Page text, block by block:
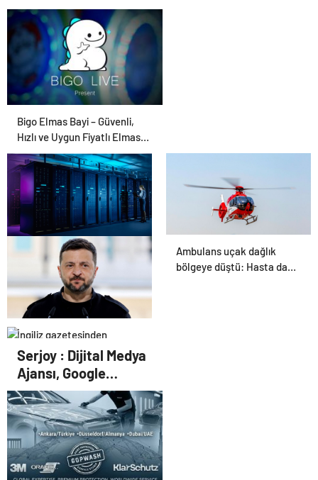
Yazılımı
Bigo Elmas Bayi – Güvenli,
Hızlı ve Uygun Fiyatlı Elmas
Satın Almanın Yeni Adresi
Datahost İle Güvenilir
Sunucu Hizmetleri
Ambulans uçak dağlık
bölgeye düştü: Hasta da
İngiliz gazetesinden
Zelenski yorumu: “Siyasi
poker mi, Rus ruleti mi?”
Serjoy : Dijital Medya
Ajansı, Google
Reklam Ajansı, SEO
Ajansı ve Web
Tasarım Ajansı